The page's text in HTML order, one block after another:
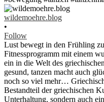
wildemoehre.blog
•
Follow
Lust bewegt in den Frühling
Fitnessprogramm mit einem
ein in die Welt des
gesund, tanzen macht auch
noch so viel mehr…
Bestandteil der griechischen
Unterhaltung, sondern auch